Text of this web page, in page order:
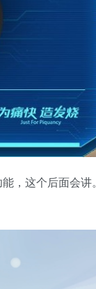
，这个后面会讲。